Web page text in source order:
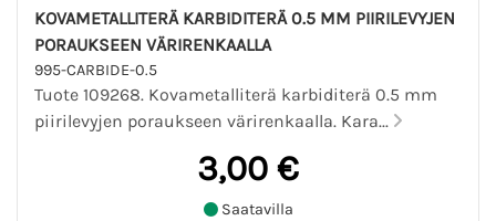
KOVAMETALLITERÄ KARBIDITERÄ 0.5 MM PIIRILEVYJEN
PORAUKSEEN VÄRIRENKAALLA
995-CARBIDE-0.5
Tuote 109268. Kovametalliterä karbiditerä 0.5 mm
piirilevyjen poraukseen värirenkaalla. Kara...
3,00 €
Saatavilla